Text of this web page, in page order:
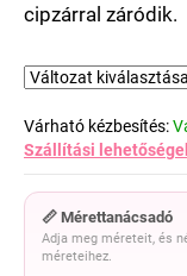
cipzárral záródik.
Várható kézbesítés:
Szállítási
📏 Mérettanácsadó
Adja meg méreteit, és
méreteihez.